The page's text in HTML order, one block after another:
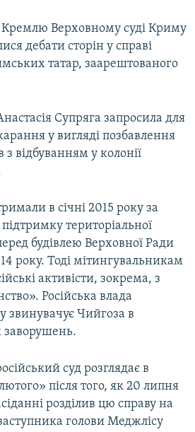
Верховному суді Криму
дебати сторін у справі
татар, заарештованого
Супряга запросила для
у вигляді позбавлення
з відбуванням у колонії
в січні 2015 року за
територіальної
будівлею Верховної Ради
року. Тоді мітингувальникам
активісти, зокрема, з
Російська влада
звинувачує Чийгоза в
заворушень.
суд розглядає в
після того, як 20 липня
розділив цю справу на
голови Меджлісу